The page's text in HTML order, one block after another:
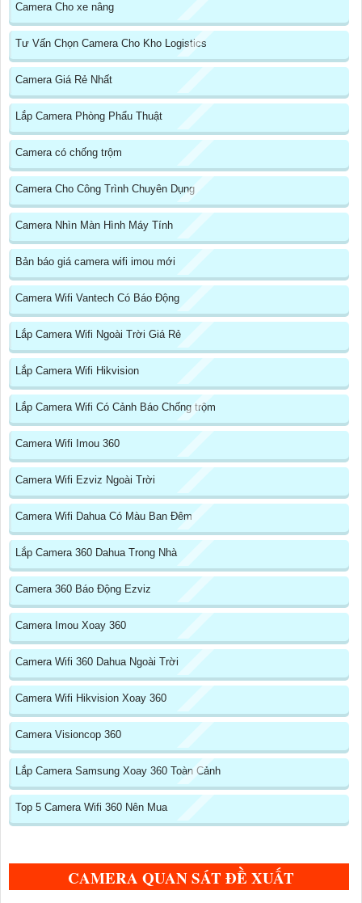
Camera Cho xe nâng
Tư Vấn Chọn Camera Cho Kho Logistics
Camera Giá Rẻ Nhất
Lắp Camera Phòng Phẩu Thuật
Camera có chống trộm
Camera Cho Công Trình Chuyên Dụng
Camera Nhìn Màn Hình Máy Tính
Bản báo giá camera wifi imou mới
Camera Wifi Vantech Có Báo Động
Lắp Camera Wifi Ngoài Trời Giá Rẻ
Lắp Camera Wifi Hikvision
Lắp Camera Wifi Có Cảnh Báo Chống trộm
Camera Wifi Imou 360
Camera Wifi Ezviz Ngoài Trời
Camera Wifi Dahua Có Màu Ban Đêm
Lắp Camera 360 Dahua Trong Nhà
Camera 360 Báo Động Ezviz
Camera Imou Xoay 360
Camera Wifi 360 Dahua Ngoài Trời
Camera Wifi Hikvision Xoay 360
Camera Visioncop 360
Lắp Camera Samsung Xoay 360 Toàn Cảnh
Top 5 Camera Wifi 360 Nên Mua
CAMERA QUAN SÁT ĐỀ XUẤT